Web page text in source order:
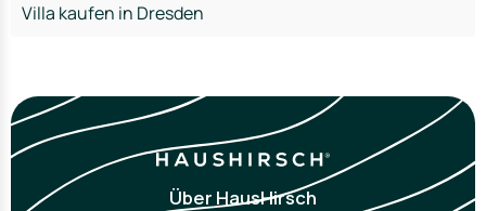
Villa kaufen in Dresden
Über HausHirsch